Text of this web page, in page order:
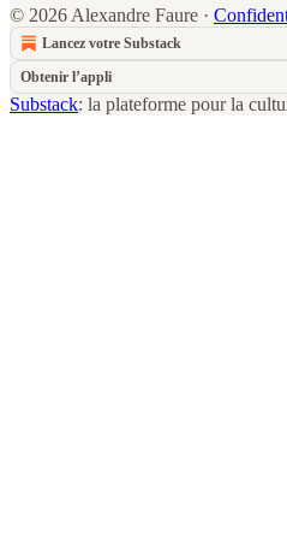
© 2026 Alexandre Faure ·
Lancez votre Substack
Obtenir l’appli
Substack: la plateforme pour la